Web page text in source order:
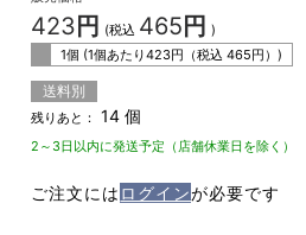
423 円 (税込 465 円 )
1個 (1個あたり423円（税込465円）)
送料別
残りあと： 14 個
2～3日以内に発送予定（店舗休業日を除く）
ご注文には ログインが必要です